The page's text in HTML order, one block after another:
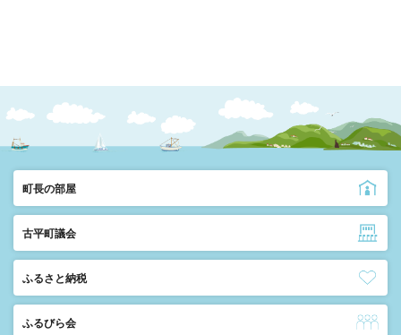
町長の部屋
古平町議会
ふるさと納税
ふるびら会